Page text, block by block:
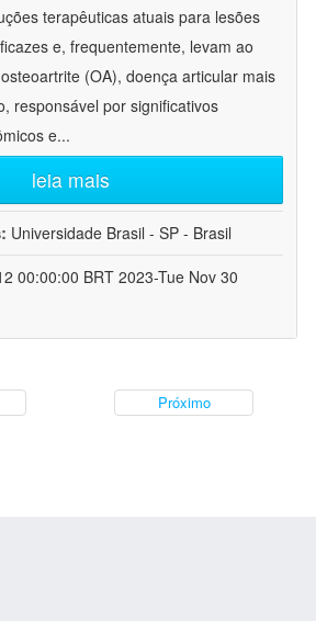
terapêuticas atuais para lesões
e, frequentemente, levam ao
(OA), doença articular mais
responsável por significativos
e...
leia mais
Universidade Brasil - SP - Brasil
00:00:00 BRT 2023-Tue Nov 30
Próximo